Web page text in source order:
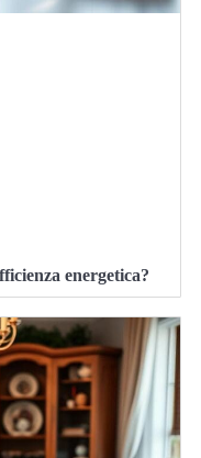
energetica?